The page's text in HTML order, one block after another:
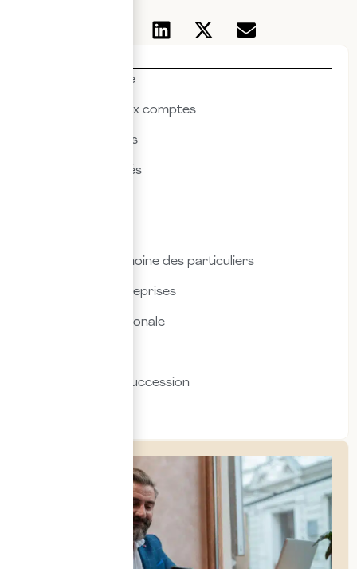
Actualités & veille
Commissariat aux comptes
Droit des affaires
Droit des sociétés
Fiscalité & patrimoine des particuliers
Fiscalité des entreprises
Fiscalité internationale
Transmission & succession